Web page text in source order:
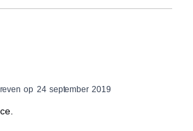
op 24 september 2019